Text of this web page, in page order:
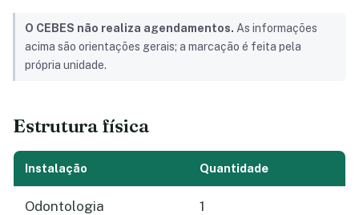
O CEBES não realiza agendamentos. As informações
acima são orientações gerais; a marcação é feita pela
própria unidade.
Estrutura física
Instalação Quantidade
Odontologia 1